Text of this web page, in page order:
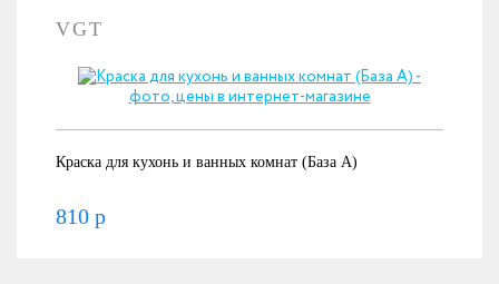
VGT
Краска для кухонь и ванных комнат (База А)
810 р